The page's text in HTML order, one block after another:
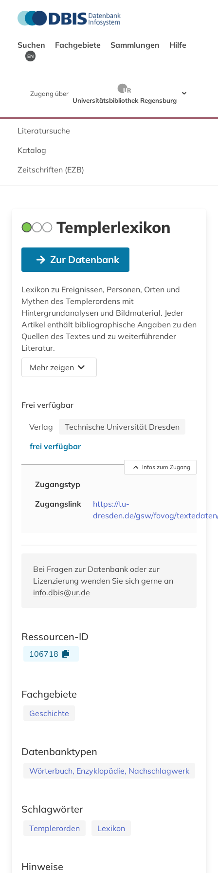
Suchen Fachgebiete Sammlungen Hilfe
EN
Zugang über
Universitätsbibliothek Regensburg
Literatursuche
Katalog
Zeitschriften (EZB)
Templerlexikon
Zur Datenbank
Lexikon zu Ereignissen, Personen, Orten und
Mythen des Templerordens mit
Hintergrundanalysen und Bildmaterial. Jeder
Artikel enthält bibliographische Angaben zu den
Quellen des Textes und zu weiterführender
Literatur.
Mehr zeigen
Frei verfügbar
Verlag
Technische Universität Dresden
frei verfügbar
Infos zum Zugang
Zugangstyp
Zugangslink
https://tu-
dresden.de/gsw/fovog/
Bei Fragen zur Datenbank oder zur
Lizenzierung wenden Sie sich gerne an
info.dbis@ur.de
Ressourcen-ID
106718
Fachgebiete
Geschichte
Datenbanktypen
Wörterbuch, Enzyklopädie, Nachschlagwerk
Schlagwörter
Templerorden Lexikon
Hinweise